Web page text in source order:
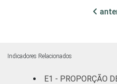
FAIXA ETÁRIA
Indicadores Relacionados
E1 - PROPORÇÃO